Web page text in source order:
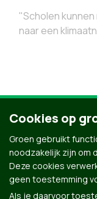
"Scholen
naar een
4 5
Cookies op
Groen gebruikt
noodzakelijk zijn om
Deze cookies
geen toestemming
Als je daarvoor